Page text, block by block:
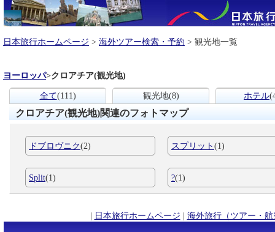
日本旅行ホームページ > 海外ツアー検索・予約 > 観光地一覧
ヨーロッパ>クロアチア(観光地)
全て(111) 観光地(8) ホテル
クロアチア(観光地)関連のフォトマップ
ドブロヴニク(2) スプリット(1)
Split(1) ?(1)
| 日本旅行ホームページ | 海外旅行（ツアー・航